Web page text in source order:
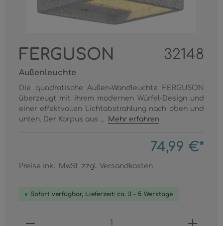
FERGUSON 32148
Außenleuchte
Die quadratische Außen-Wandleuchte FERGUSON
überzeugt mit ihrem modernen Würfel-Design und
einer effektvollen Lichtabstrahlung nach oben und
unten. Der Korpus aus ...
Mehr erfahren
74,99 €*
Preise inkl. MwSt. zzgl. Versandkosten
Sofort verfügbar, Lieferzeit: ca. 3 - 5 Werktage
Produkt Anzahl: Gib den